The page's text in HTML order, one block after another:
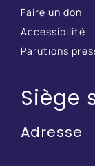
Faire un don
Accessibilité
Parutions
Siège
Adresse